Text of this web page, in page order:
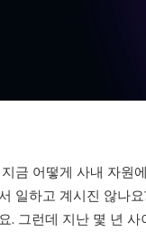
금 어떻게 사내 자원
일하고 계시진 않나
. 그런데 지난 몇 년